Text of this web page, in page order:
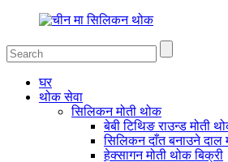
घर
थोक सेवा
सिलिकन मोती थोक
बेबी टिथिङ राउन्ड मोती
सिलिकन दाँत बनाउने दाल
हेक्सागन मोती थोक बिक्री